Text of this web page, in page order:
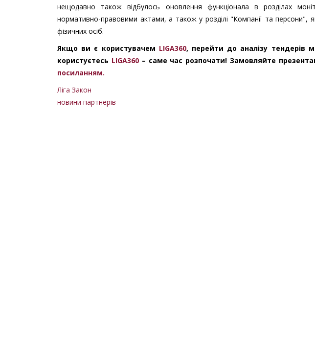
нещодавно також відбулось оновлення функціонала в розділах
нормативно-правовими актами, а також у розділі "Компанії та персони",
фізичних осіб.
Якщо ви є користувачем LIGA360, перейти до аналізу тендерів
користуєтесь LIGA360– саме час розпочати! Замовляйте
посиланням.
Ліга Закон
новини партнерів